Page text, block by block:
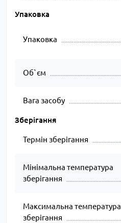
Упаковка
Упаковка
Об`єм
Вага засобу
Зберігання
Термін зберігання
Мінімальна температура
зберігання
Максимальна температура
зберігання